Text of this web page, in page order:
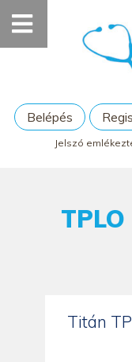
Belépés
Jelszó
TPLO
Titán